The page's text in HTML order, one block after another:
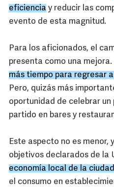
eficiencia y reducir las
evento de esta magnitud.
Para los aficionados, el
presenta como una mejora.
más tiempo para regresar
Pero, quizás más
oportunidad de celebrar
partido en bares y
Este aspecto no es menor,
objetivos declarados de la
economía local de la
el consumo en